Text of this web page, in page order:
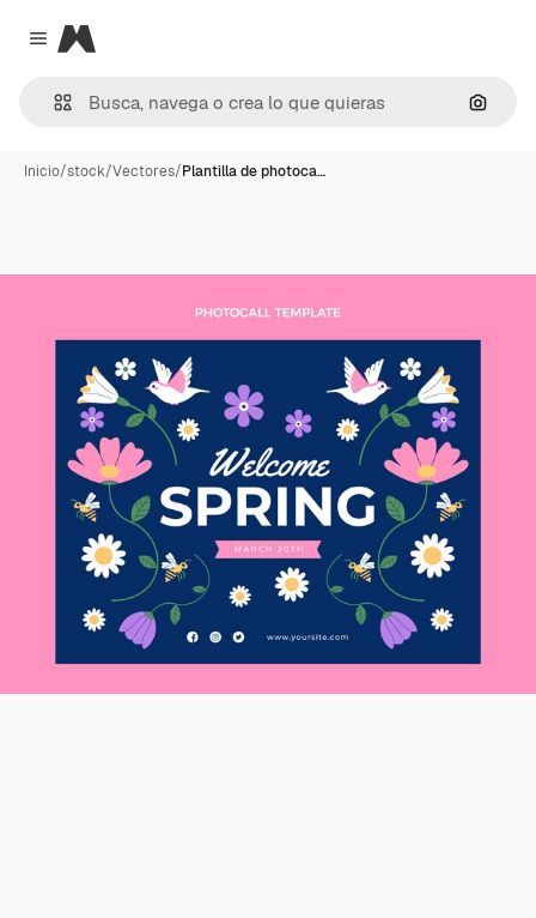
Close menu
Magnific
Inicio/stock/Vectores/Plantilla de photoca…